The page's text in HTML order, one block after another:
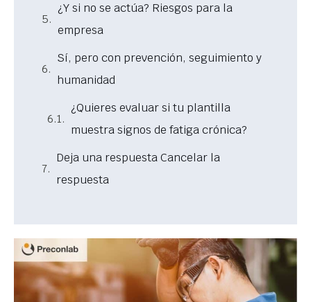
¿Y si no se actúa? Riesgos para la
empresa
Sí, pero con prevención, seguimiento y
humanidad
¿Quieres evaluar si tu plantilla
muestra signos de fatiga crónica?
Deja una respuesta Cancelar la
respuesta